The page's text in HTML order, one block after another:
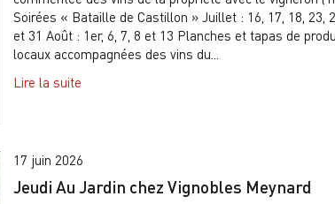
Soirées « Bataille de Castillon » Juillet : 16, 17, 18, 23,
et 31 Août : 1er, 6, 7, 8 et 13 Planches et tapas de
locaux accompagnées des vins du...
Lire la suite
17 juin 2026
Jeudi Au Jardin chez Vignobles Meynard